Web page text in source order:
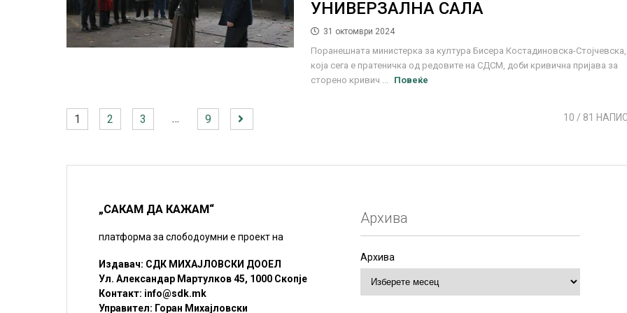
УНИВЕРЗАЛНА САЛА
31 октомври 2024
Поранешната министерка за култура Бисера Костадиновска-Стојчевска,
која сега е пратеничка од редовите на СДСМ, доби кривична пријава за
сторено кривич ...
Повеќе
1 2 3 … 9 10 / 81
„САКАМ ДА КАЖАМ“
платформа за слободоумни е проект на
Издавач: СДК МИХАЈЛОВСКИ ДООЕЛ
Ул. Александар Мартулков 45, 1000 Скопје
Контакт: info@sdk.mk
Управител: Горан Михајловски
Архива
Архива